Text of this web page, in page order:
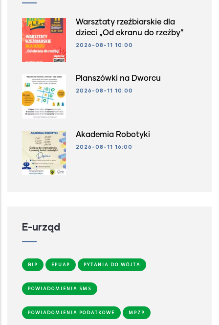
Warsztaty rzeźbiarskie dla
dzieci „Od ekranu do rzeźby”
2026-08-11 10:00
Planszówki na Dworcu
2026-08-11 10:00
Akademia Robotyki
2026-08-11 16:00
E-urząd
BIP EPUAP PYTANIA DO WÓJTA
POWIADOMIENIA SMS
POWIADOMIENIA PODATKOWE MPZP